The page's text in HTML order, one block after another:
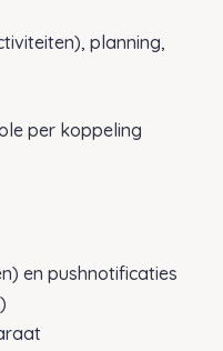
planning,
per koppeling
en pushnotificaties